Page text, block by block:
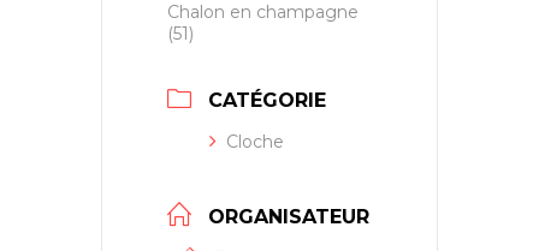
Chalon en champagne
(51)
CATÉGORIE
Cloche
ORGANISATEUR